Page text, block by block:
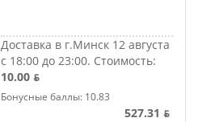
Доставка в г.Минск 12 августа
с 18:00 до 23:00. Стоимость:
10.00 ƃ
Бонусные баллы: 10.83
527.31 ƃ